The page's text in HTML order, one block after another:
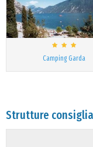
Camping Garda
Strutture